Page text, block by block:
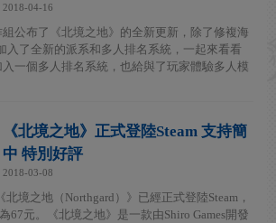
2018-04-16
組公布了《北境之地》的全新更新，除了修複海
入了全新的派系和多人排名系統，一起來看看
一個多人排名系統，也給與了玩家體驗多人模
《北境之地》正式登陸Steam 支持簡
中 特別好評
2018-03-08
北境之地（Northgard）》已經正式登陸Steam，
67元。《北境之地》是一款由Shiro Games開發